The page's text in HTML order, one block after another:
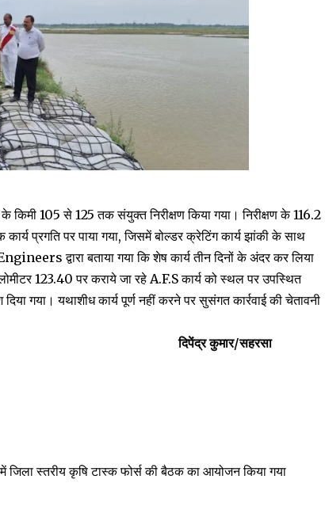
किमी 105 से 125 तक संयुक्त निरीक्षण किया गया। निरीक्षण के 116.2
प्रगति पर पाया गया, जिसमें बोल्डर क्रेटिंग कार्य झांकी के साथ
द्वारा बताया गया कि शेष कार्य तीन दिनों के अंदर कर लिया
123.40 पर कराये जा रहे A.F.S कार्य को स्थल पर उपस्थित
गया। यथाशीध कार्य पूर्ण नहीं करने पर सुसंगत कार्रवाई की चेतावनी
सहरसा
स्तरीय कृषि टास्क फोर्स की बैठक का आयोजन किया गया